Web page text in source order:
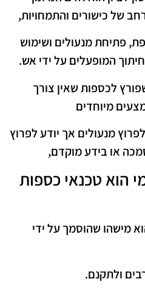
של כישורים והתמחויות,
פתיחת מנעולים ושימוש
המופעלים על ידי אש.
לכספות שאין צורך
מיוחדים
מנעולים אך יודע לפרוץ
או בידע מוקדם,
הוא טכנאי כספות
מישהו שהוסמך על ידי
ולתקנם.